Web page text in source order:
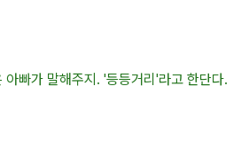
빠가 말해주지. '등등거리'라고 한단다.